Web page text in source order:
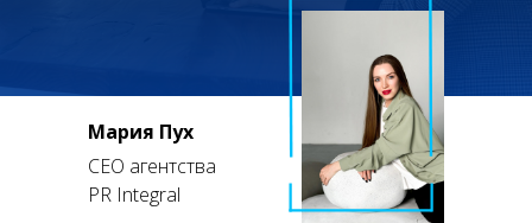
Мария Пух
CEO агентства
PR Integral